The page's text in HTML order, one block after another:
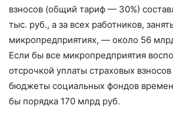
взносов (общий тариф — 30%)
тыс. руб., а за всех работников,
микропредприятиях, — около 56
Если бы все микропредприятия
отсрочкой уплаты страховых
бюджеты социальных фондов
бы порядка 170 млрд руб.